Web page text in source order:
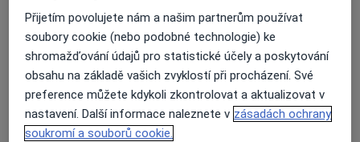
Názory
Přidejte svůj názor
13 názorů
Přijetím povolujete nám a našim partnerům používat
soubory cookie (nebo podobné technologie) ke
shromažďování údajů pro statistické účely a poskytování
obsahu na základě vašich zvyklostí při procházení. Své
preference můžete kdykoli zkontrolovat a aktualizovat v
nastavení. Další informace naleznete v zásadách ochrany
soukromí a souborů cookie.